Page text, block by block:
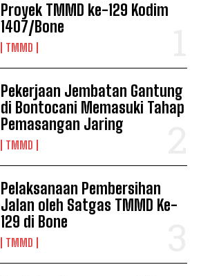
Proyek TMMD ke-129 Kodim
1407/Bone
TMMD
Pekerjaan Jembatan Gantung
di Bontocani Memasuki Tahap
Pemasangan Jaring
TMMD
Pelaksanaan Pembersihan
Jalan oleh Satgas TMMD Ke-
129 di Bone
TMMD